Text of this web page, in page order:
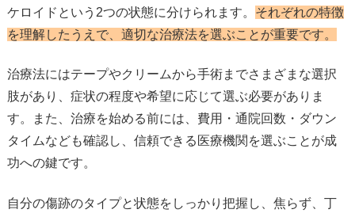
ケロイドという2つの状態に分けられます。 それぞれの特徴
を理解したうえで、適切な治療法を選ぶことが重要です。
治療法にはテープやクリームから手術までさまざまな選択
肢があり、症状の程度や希望に応じて選ぶ必要がありま
す。また、治療を始める前には、費用・通院回数・ダウン
タイムなども確認し、信頼できる医療機関を選ぶことが成
功への鍵です。
自分の傷跡のタイプと状態をしっかり把握し、焦らず、丁